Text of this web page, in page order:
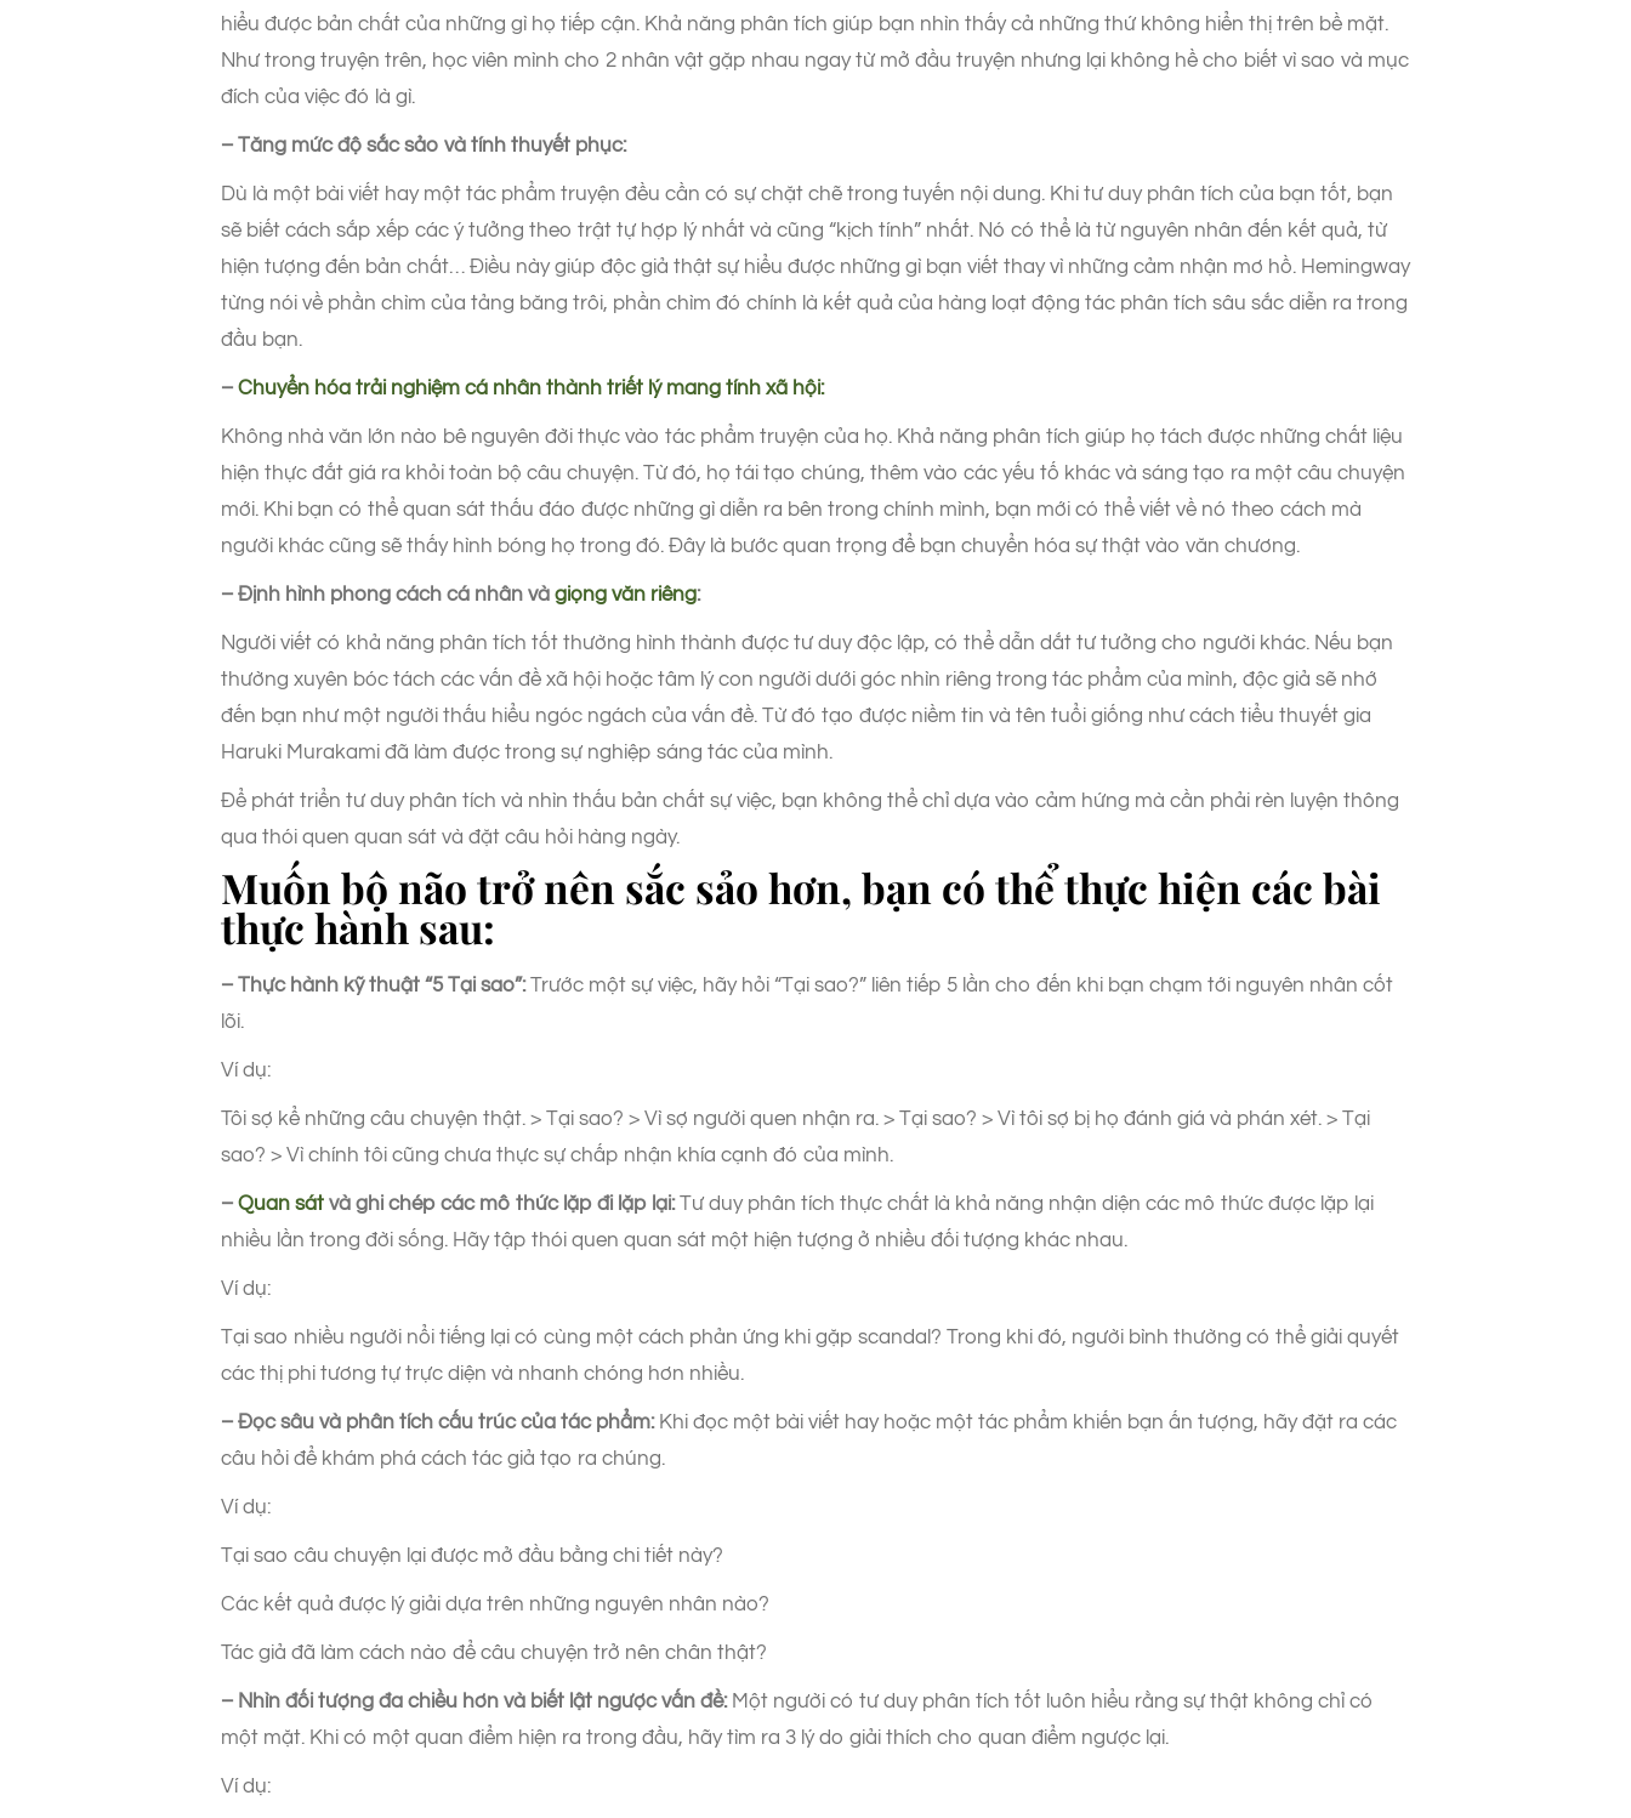
hiểu được bản chất của những gì họ tiếp cận. Khả năng phân tích giúp bạn nhìn thấy cả những thứ không hiển thị trên bề mặt.
Như trong truyện trên, học viên mình cho 2 nhân vật gặp nhau ngay từ mở đầu truyện nhưng lại không hề cho biết vì sao và mục
đích của việc đó là gì.
– Tăng mức độ sắc sảo và tính thuyết phục:
Dù là một bài viết hay một tác phẩm truyện đều cần có sự chặt chẽ trong tuyến nội dung. Khi tư duy phân tích của bạn tốt, bạn
sẽ biết cách sắp xếp các ý tưởng theo trật tự hợp lý nhất và cũng “kịch tính” nhất. Nó có thể là từ nguyên nhân đến kết quả, từ
hiện tượng đến bản chất… Điều này giúp độc giả thật sự hiểu được những gì bạn viết thay vì những cảm nhận mơ hồ. Hemingway
từng nói về phần chìm của tảng băng trôi, phần chìm đó chính là kết quả của hàng loạt động tác phân tích sâu sắc diễn ra trong
đầu bạn.
– Chuyển hóa trải nghiệm cá nhân thành triết lý mang tính xã hội:
Không nhà văn lớn nào bê nguyên đời thực vào tác phẩm truyện của họ. Khả năng phân tích giúp họ tách được những chất liệu
hiện thực đắt giá ra khỏi toàn bộ câu chuyện. Từ đó, họ tái tạo chúng, thêm vào các yếu tố khác và sáng tạo ra một câu chuyện
mới. Khi bạn có thể quan sát thấu đáo được những gì diễn ra bên trong chính mình, bạn mới có thể viết về nó theo cách mà
người khác cũng sẽ thấy hình bóng họ trong đó. Đây là bước quan trọng để bạn chuyển hóa sự thật vào văn chương.
– Định hình phong cách cá nhân và giọng văn riêng:
Người viết có khả năng phân tích tốt thường hình thành được tư duy độc lập, có thể dẫn dắt tư tưởng cho người khác. Nếu bạn
thường xuyên bóc tách các vấn đề xã hội hoặc tâm lý con người dưới góc nhìn riêng trong tác phẩm của mình, độc giả sẽ nhớ
đến bạn như một người thấu hiểu ngóc ngách của vấn đề. Từ đó tạo được niềm tin và tên tuổi giống như cách tiểu thuyết gia
Haruki Murakami đã làm được trong sự nghiệp sáng tác của mình.
Để phát triển tư duy phân tích và nhìn thấu bản chất sự việc, bạn không thể chỉ dựa vào cảm hứng mà cần phải rèn luyện thông
qua thói quen quan sát và đặt câu hỏi hàng ngày.
Muốn bộ não trở nên sắc sảo hơn, bạn có thể thực hiện các bài
thực hành sau:
– Thực hành kỹ thuật “5 Tại sao”:Trước một sự việc, hãy hỏi “Tại sao?” liên tiếp 5 lần cho đến khi bạn chạm tới nguyên nhân cốt
lõi.
Ví dụ:
Tôi sợ kể những câu chuyện thật. > Tại sao? > Vì sợ người quen nhận ra. > Tại sao? > Vì tôi sợ bị họ đánh giá và phán xét. > Tại
sao? > Vì chính tôi cũng chưa thực sự chấp nhận khía cạnh đó của mình.
– Quan sát và ghi chép các mô thức lặp đi lặp lại:Tư duy phân tích thực chất là khả năng nhận diện các mô thức được lặp lại
nhiều lần trong đời sống. Hãy tập thói quen quan sát một hiện tượng ở nhiều đối tượng khác nhau.
Ví dụ:
Tại sao nhiều người nổi tiếng lại có cùng một cách phản ứng khi gặp scandal? Trong khi đó, người bình thường có thể giải quyết
các thị phi tương tự trực diện và nhanh chóng hơn nhiều.
– Đọc sâu và phân tích cấu trúc của tác phẩm: Khi đọc một bài viết hay hoặc một tác phẩm khiến bạn ấn tượng, hãy đặt ra các
câu hỏi để khám phá cách tác giả tạo ra chúng.
Ví dụ:
Tại sao câu chuyện lại được mở đầu bằng chi tiết này?
Các kết quả được lý giải dựa trên những nguyên nhân nào?
Tác giả đã làm cách nào để câu chuyện trở nên chân thật?
– Nhìn đối tượng đa chiều hơn và biết lật ngược vấn đề:Một người có tư duy phân tích tốt luôn hiểu rằng sự thật không chỉ có
một mặt. Khi có một quan điểm hiện ra trong đầu, hãy tìm ra 3 lý do giải thích cho quan điểm ngược lại.
Ví dụ: